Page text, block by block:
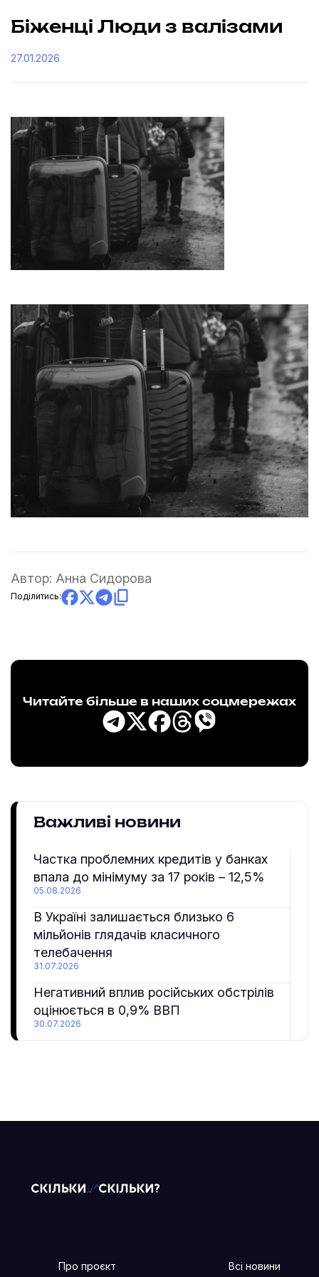
Біженці Люди з валізами
27.01.2026
Автор: Анна Сидорова
Поділитись:
Читайте більше в наших соцмережах
Важливі новини
Частка проблемних кредитів у банках
впала до мінімуму за 17 років – 12,5%
05.08.2026
В Україні залишається близько 6
мільйонів глядачів класичного
телебачення
31.07.2026
Негативний вплив російських обстрілів
оцінюється в 0,9% ВВП
30.07.2026
Про проєкт
Всі новини